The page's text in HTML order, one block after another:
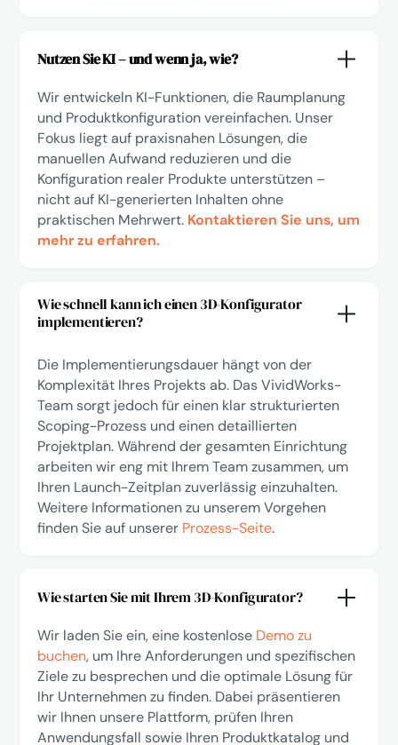
Nutzen Sie KI – und wenn ja, wie?
Wir entwickeln KI-Funktionen, die Raumplanung
und Produktkonfiguration vereinfachen. Unser
Fokus liegt auf praxisnahen Lösungen, die
manuellen Aufwand reduzieren und die
Konfiguration realer Produkte unterstützen –
nicht auf KI-generierten Inhalten ohne
praktischen Mehrwert. Kontaktieren Sie uns, um
mehr zu erfahren.
Wie schnell kann ich einen 3D-Konfigurator
implementieren?
Die Implementierungsdauer hängt von der
Komplexität Ihres Projekts ab. Das VividWorks-
Team sorgt jedoch für einen klar strukturierten
Scoping-Prozess und einen detaillierten
Projektplan. Während der gesamten Einrichtung
arbeiten wir eng mit Ihrem Team zusammen, um
Ihren Launch-Zeitplan zuverlässig einzuhalten.
Weitere Informationen zu unserem Vorgehen
finden Sie auf unserer Prozess-Seite.
Wie starten Sie mit Ihrem 3D-Konfigurator?
Wir laden Sie ein, eine kostenlose Demo zu
buchen, um Ihre Anforderungen und spezifischen
Ziele zu besprechen und die optimale Lösung für
Ihr Unternehmen zu finden. Dabei präsentieren
wir Ihnen unsere Plattform, prüfen Ihren
Anwendungsfall sowie Ihren Produktkatalog und